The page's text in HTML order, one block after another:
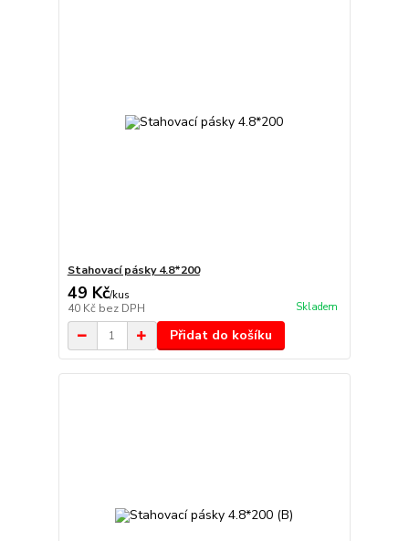
Stahovací pásky 4.8*200
49 Kč/kus
40 Kč bez DPH Skladem
Přidat do košíku